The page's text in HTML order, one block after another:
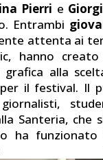
Pierri e
Entrambi
attenta ai
hanno creato
alla
il festival. Il
Santeria, che
ha